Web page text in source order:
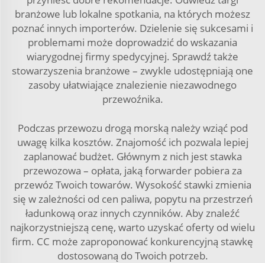
branżowe lub lokalne spotkania, na których możesz
poznać innych importerów. Dzielenie się sukcesami i
problemami może doprowadzić do wskazania
wiarygodnej firmy spedycyjnej. Sprawdź także
stowarzyszenia branżowe – zwykle udostępniają one
zasoby ułatwiające znalezienie niezawodnego
przewoźnika.
Podczas przewozu drogą morską należy wziąć pod
uwagę kilka kosztów. Znajomość ich pozwala lepiej
zaplanować budżet. Głównym z nich jest stawka
przewozowa – opłata, jaką forwarder pobiera za
przewóz Twoich towarów. Wysokość stawki zmienia
się w zależności od cen paliwa, popytu na przestrzeń
ładunkową oraz innych czynników. Aby znaleźć
najkorzystniejszą cenę, warto uzyskać oferty od wielu
firm. CC może zaproponować konkurencyjną stawkę
dostosowaną do Twoich potrzeb.